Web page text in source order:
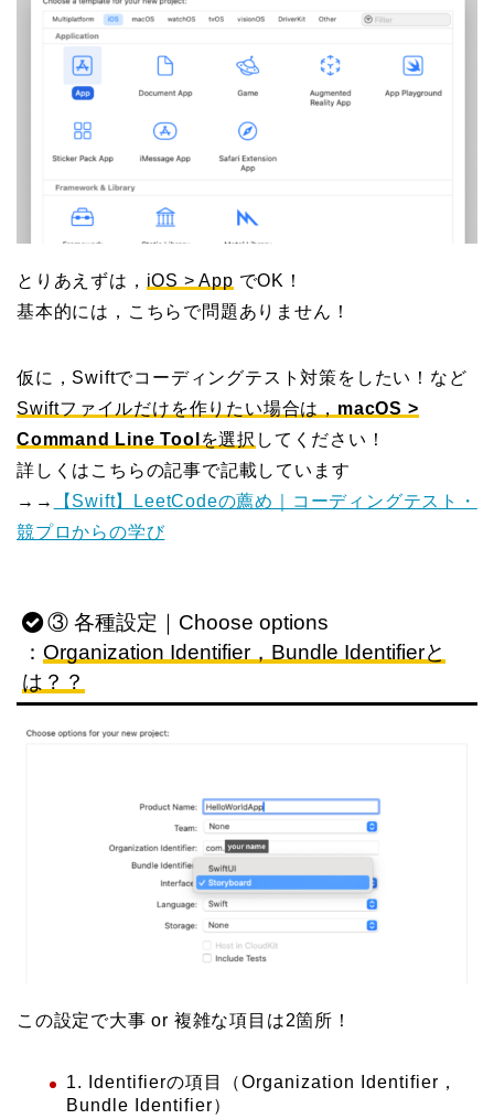
とりあえずは， iOS > App でOK！
基本的には，こちらで問題ありません！
仮に，Swiftでコーディングテスト対策をしたい！など
Swiftファイルだけを作りたい場合は， macOS >
Command Line Tool を選択 してください！
詳しくはこちらの記事で記載しています
→→
【Swift】LeetCodeの薦め｜コーディングテスト・
競プロからの学び
③ 各種設定｜Choose options
： Organization Identifier，Bundle Identifierと
は？？
この設定で大事 or 複雑な項目は2箇所！
1. Identifierの項目（Organization Identifier，
Bundle Identifier）